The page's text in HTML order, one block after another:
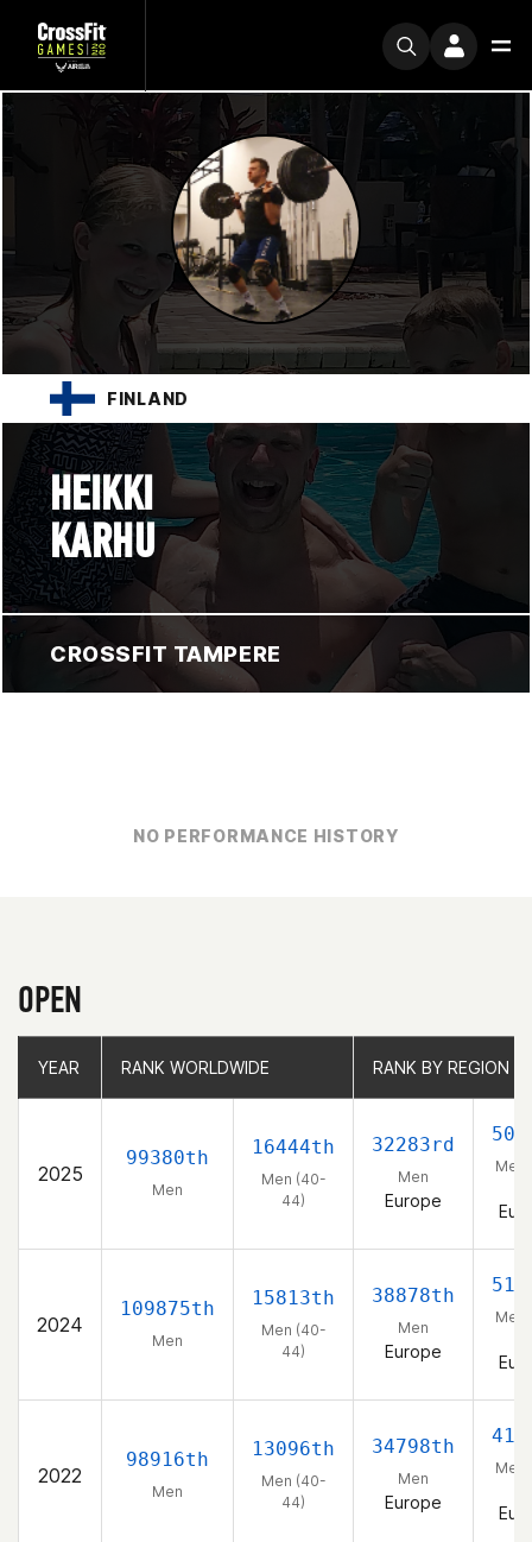
FINLAND
HEIKKI
KARHU
CROSSFIT TAMPERE
NO PERFORMANCE HISTORY
OPEN
YEAR RANK WORLDWIDE RANK BY REGION
2025
99380th
Men
16444th
Men (40-
44)
32283rd
Men
Europe
Men
2024
109875th
Men
15813th
Men (40-
44)
38878th
Men
Europe
Men
2022
98916th
Men
13096th
Men (40-
44)
34798th
Men
Europe
Men
YEAR RANK WORLDWIDE RANK BY REGION